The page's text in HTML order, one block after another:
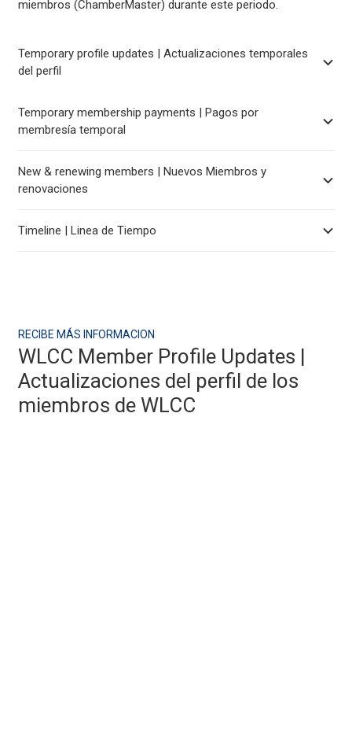
miembros (ChamberMaster) durante este periodo.
Temporary profile updates | Actualizaciones temporales
del perfil
Temporary membership payments | Pagos por
membresía temporal
New & renewing members | Nuevos Miembros y
renovaciones
Timeline | Linea de Tiempo
RECIBE MÁS INFORMACION
WLCC Member Profile Updates |
Actualizaciones del perfil de los
miembros de WLCC